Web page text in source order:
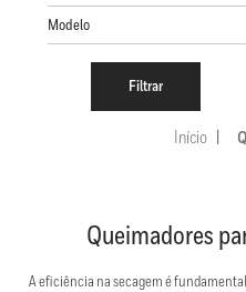
Modelo
Início
Queimadores
A eficiência na secagem é